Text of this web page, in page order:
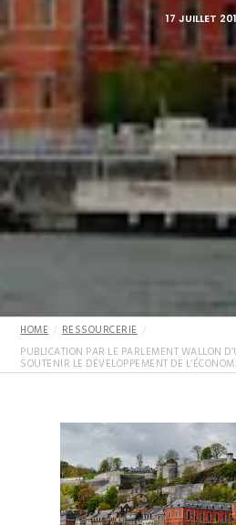
17 JUILLET
HOME
RESSOURCERIE
PUBLICATION PAR LE PARLEMENT WALLON
SOUTENIR LE DÉVELOPPEMENT DE